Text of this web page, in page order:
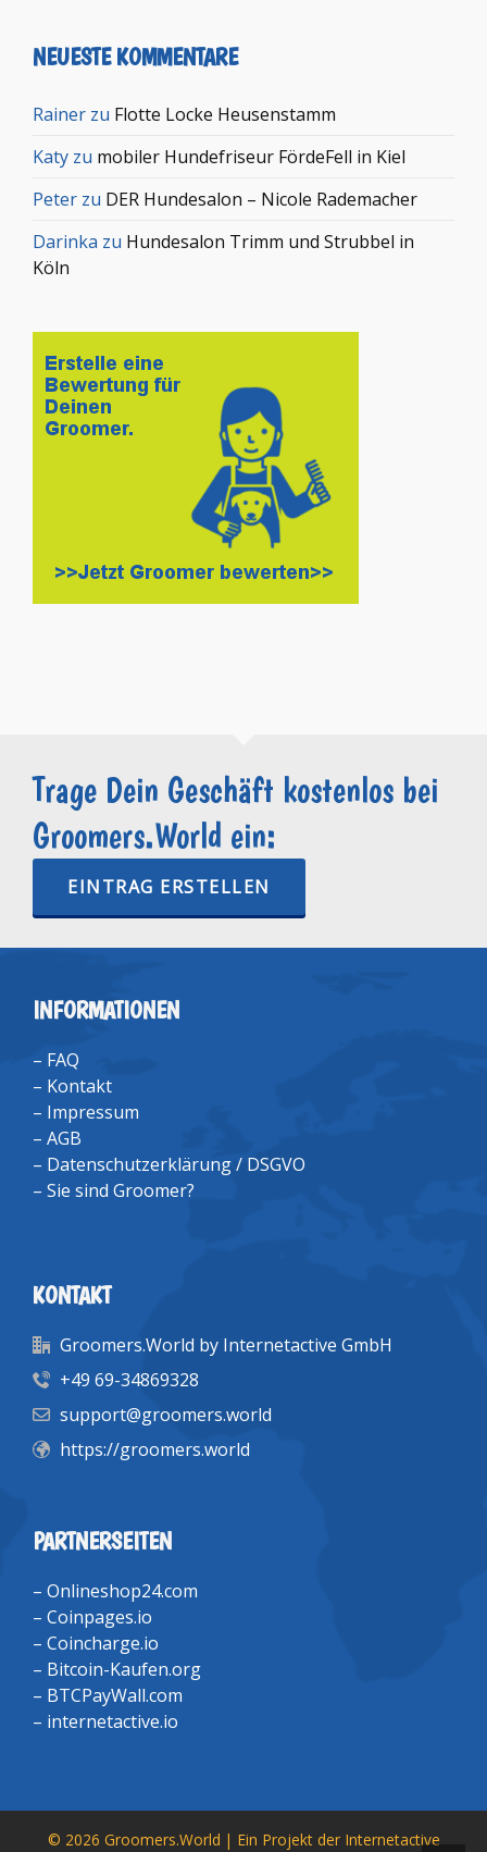
NEUESTE KOMMENTARE
Rainer zu Flotte Locke Heusenstamm
Katy zu mobiler Hundefriseur FördeFell in Kiel
Peter zu DER Hundesalon – Nicole Rademacher
Darinka zu Hundesalon Trimm und Strubbel in
Köln
Trage Dein Geschäft kostenlos bei
Groomers.World ein:
EINTRAG ERSTELLEN
INFORMATIONEN
– FAQ
– Kontakt
– Impressum
– AGB
– Datenschutzerklärung / DSGVO
– Sie sind Groomer?
KONTAKT
Groomers.World by Internetactive GmbH
+49 69-34869328
support@groomers.world
https://groomers.world
PARTNERSEITEN
– Onlineshop24.com
– Coinpages.io
– Coincharge.io
– Bitcoin-Kaufen.org
– BTCPayWall.com
– internetactive.io
© 2026 Groomers.World | Ein Projekt der Internetactive